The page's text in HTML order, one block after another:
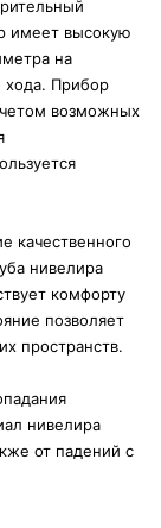
имеет высокую
на
хода. Прибор
возможных
качественного
нивелира
комфорту
позволяет
пространств.
нивелира
от падений с